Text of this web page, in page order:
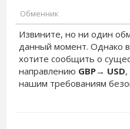
Обменник
Извините, но ни один
данный момент. Однако
хотите сообщить о
направлению GBP→ USD
нашим требованиям